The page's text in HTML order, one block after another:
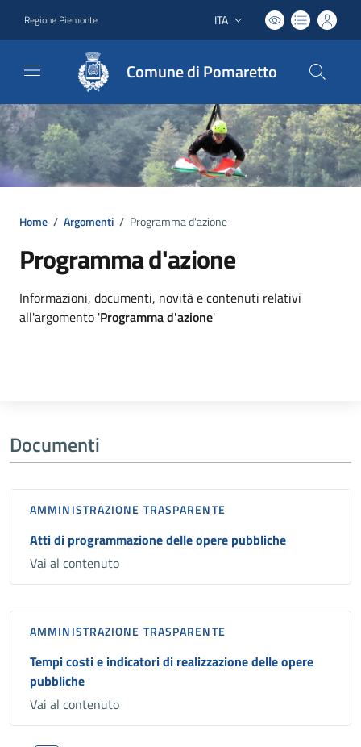
Regione Piemonte Lingua attiva:
ITA
Comune di Pomaretto
Home / Argomenti / Programma d'azione
Programma d'azione
Dettagli argomento
Informazioni, documenti, novità e contenuti relativi
all'argomento 'Programma d'azione'
Documenti
AMMINISTRAZIONE TRASPARENTE
Atti di programmazione delle opere pubbliche
Vai al contenuto
AMMINISTRAZIONE TRASPARENTE
Tempi costi e indicatori di realizzazione delle opere
pubbliche
Vai al contenuto